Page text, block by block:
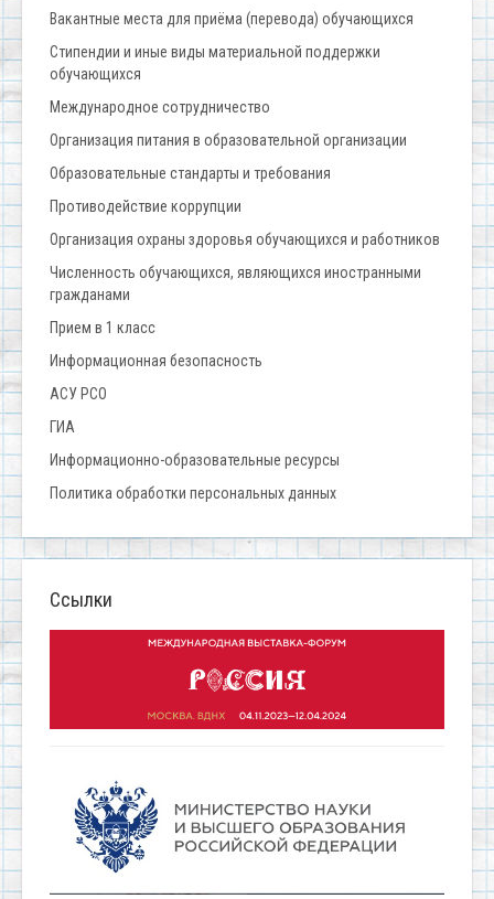
Вакантные места для приёма (перевода) обучающихся
Стипендии и иные виды материальной поддержки
обучающихся
Международное сотрудничество
Организация питания в образовательной организации
Образовательные стандарты и требования
Противодействие коррупции
Организация охраны здоровья обучающихся и работников
Численность обучающихся, являющихся иностранными
гражданами
Прием в 1 класс
Информационная безопасность
АСУ РСО
ГИА
Информационно-образовательные ресурсы
Политика обработки персональных данных
Ссылки